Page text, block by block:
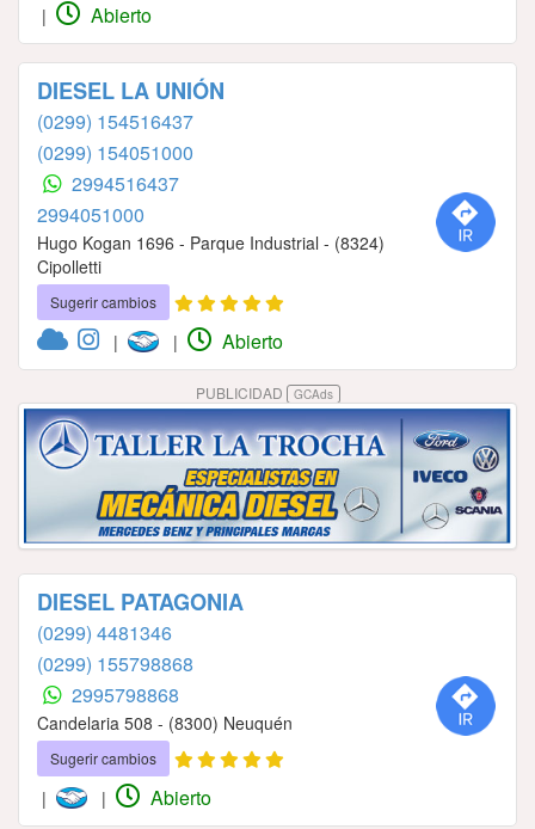
| Abierto
DIESEL LA UNIÓN
(0299) 154516437
(0299) 154051000
2994516437
2994051000
Hugo Kogan 1696 - Parque Industrial - (8324)
Cipolletti
Sugerir cambios
| | Abierto
PUBLICIDAD GCAds
DIESEL PATAGONIA
(0299) 4481346
(0299) 155798868
2995798868
Candelaria 508 - (8300) Neuquén
Sugerir cambios
| | Abierto